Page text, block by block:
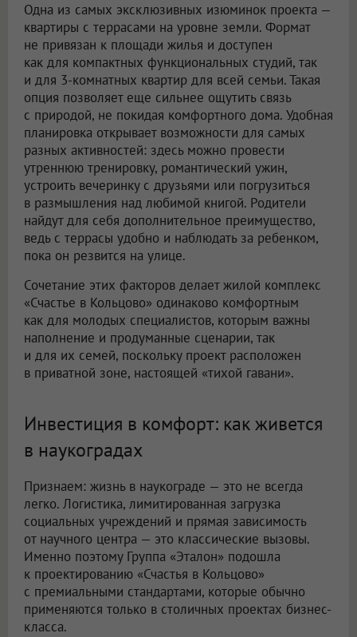
Одна из самых эксклюзивных изюминок проекта —
квартиры с террасами на уровне земли. Формат
не привязан к площади жилья и доступен
как для компактных функциональных студий, так
и для 3-комнатных квартир для всей семьи. Такая
опция позволяет еще сильнее ощутить связь
с природой, не покидая комфортного дома. Удобная
планировка открывает возможности для самых
разных активностей: здесь можно провести
утреннюю тренировку, романтический ужин,
устроить вечеринку с друзьями или погрузиться
в размышления над любимой книгой. Родители
найдут для себя дополнительное преимущество,
ведь с террасы удобно и наблюдать за ребенком,
пока он резвится на улице.
Сочетание этих факторов делает жилой комплекс
«Счастье в Кольцово» одинаково комфортным
как для молодых специалистов, которым важны
наполнение и продуманные сценарии, так
и для их семей, поскольку проект расположен
в приватной зоне, настоящей «тихой гавани».
Инвестиция в комфорт: как живется
в наукоградах
Признаем: жизнь в наукограде — это не всегда
легко. Логистика, лимитированная загрузка
социальных учреждений и прямая зависимость
от научного центра — это классические вызовы.
Именно поэтому Группа «Эталон» подошла
к проектированию «Счастья в Кольцово»
с премиальными стандартами, которые обычно
применяются только в столичных проектах бизнес-
класса.